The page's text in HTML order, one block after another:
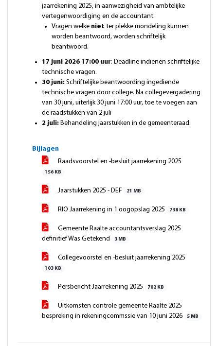
jaarrekening 2025, in aanwezigheid van ambtelijke
vertegenwoordiging en de accountant.
Vragen welke niet ter plekke mondeling kunnen
worden beantwoord, worden schriftelijk
beantwoord.
17 juni 2026 17:00 uur: Deadline indienen schriftelijke
technische vragen.
30 juni: Schriftelijke beantwoording ingediende
technische vragen door college. Na collegevergadering
van 30 juni, uiterlijk 30 juni 17:00 uur, toe te voegen aan
de raadstukken van 2 juli
2 juli: Behandeling jaarstukken in de gemeenteraad.
Bijlagen
Raadsvoorstel en -besluit jaarrekening 2025
156 KB
Jaarstukken 2025 - DEF 21 MB
RIO Jaarrekening in 1 oogopslag 2025 738 KB
Gemeente Raalte accountantsverslag 2025
definitief Was Getekend
3 MB
Collegevoorstel en -besluit jaarrekening 2025
103 KB
Persbericht Jaarrekening 2025 702 KB
Uitkomsten controle gemeente Raalte 2025
bespreking in rekeningcommssie van 10 juni 2026
5 MB